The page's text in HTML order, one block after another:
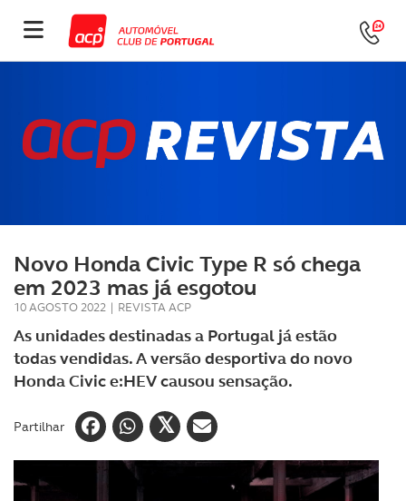
Novo Honda Civic Type R só chega
em 2023 mas já esgotou
10 AGOSTO 2022 | REVISTA ACP
As unidades destinadas a Portugal já estão
todas vendidas. A versão desportiva do novo
Honda Civic e:HEV causou sensação.
Partilhar